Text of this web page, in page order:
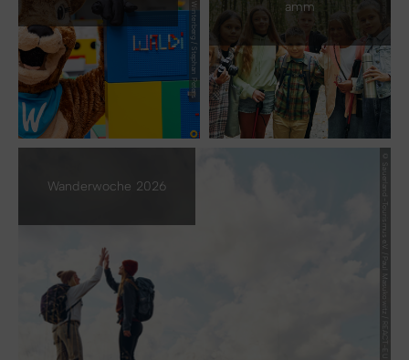
© Sauerland-Tourismus e.V. / Paul Masukowitz / REACT-EU
Wanderwoche 2026
amm